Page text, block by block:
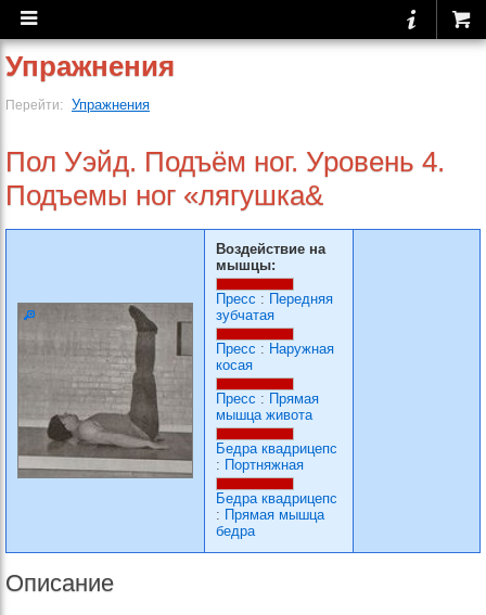
Упражнения
Перейти: Упражнения
Пол Уэйд. Подъём ног. Уровень 4.
Подъемы ног «лягушка&
Воздействие на
мышцы:
Пресс : Передняя
зубчатая
Пресс : Наружная
косая
Пресс : Прямая
мышца живота
Бедра квадрицепс
: Портняжная
Бедра квадрицепс
: Прямая мышца
бедра
Описание